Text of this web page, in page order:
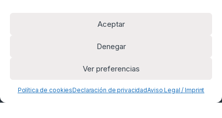
Aceptar
Denegar
Ver preferencias
Política de cookiesDeclaración de privacidadAviso Legal / Imprint
Alguna pregunta? Llámanos!
+34 981 845 358